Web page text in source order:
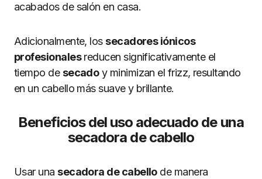
acabados de salón en casa.
Adicionalmente, los secadores iónicos
profesionalesreducen significativamente el
tiempo de secadoy minimizan el frizz, resultando
en un cabello más suave y brillante.
Beneficios del uso adecuado de una
secadora de cabello
Usar una secadora de cabellode manera